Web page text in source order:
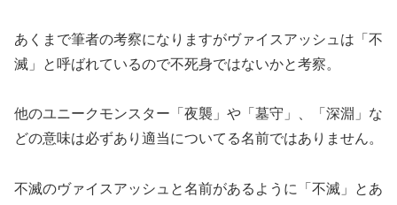
あくまで筆者の考察になりますがヴァイスアッシュは「不
滅」と呼ばれているので不死身ではないかと考察。
他のユニークモンスター「夜襲」や「墓守」、「深淵」な
どの意味は必ずあり適当についてる名前ではありません。
不滅のヴァイスアッシュと名前があるように「不滅」とあ